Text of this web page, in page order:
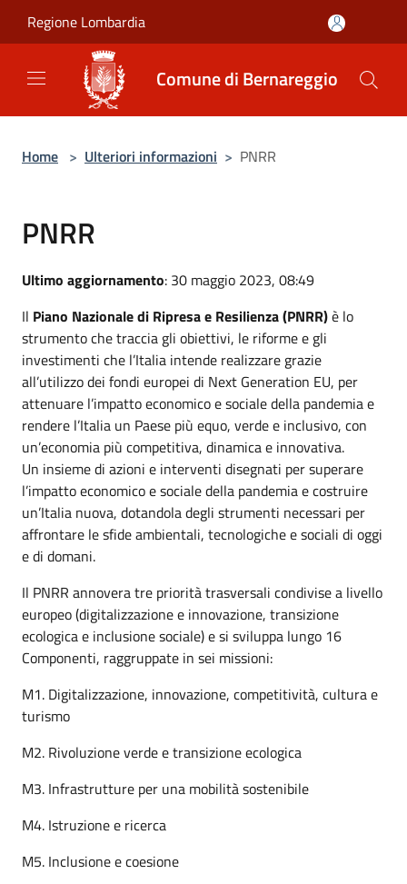
Regione Lombardia
Comune di Bernareggio
Home > Ulteriori informazioni > PNRR
PNRR
Ultimo aggiornamento: 30 maggio 2023, 08:49
Il Piano Nazionale di Ripresa e Resilienza (PNRR)è lo
strumento che traccia gli obiettivi, le riforme e gli
investimenti che l’Italia intende realizzare grazie
all’utilizzo dei fondi europei di Next Generation EU, per
attenuare l’impatto economico e sociale della pandemia e
rendere l’Italia un Paese più equo, verde e inclusivo, con
un’economia più competitiva, dinamica e innovativa.
Un insieme di azioni e interventi disegnati per superare
l’impatto economico e sociale della pandemia e costruire
un’Italia nuova, dotandola degli strumenti necessari per
affrontare le sfide ambientali, tecnologiche e sociali di oggi
e di domani.
Il PNRR annovera tre priorità trasversali condivise a livello
europeo (digitalizzazione e innovazione, transizione
ecologica e inclusione sociale) e si sviluppa lungo 16
Componenti, raggruppate in sei missioni:
M1. Digitalizzazione, innovazione, competitività, cultura e
turismo
M2. Rivoluzione verde e transizione ecologica
M3. Infrastrutture per una mobilità sostenibile
M4. Istruzione e ricerca
M5. Inclusione e coesione